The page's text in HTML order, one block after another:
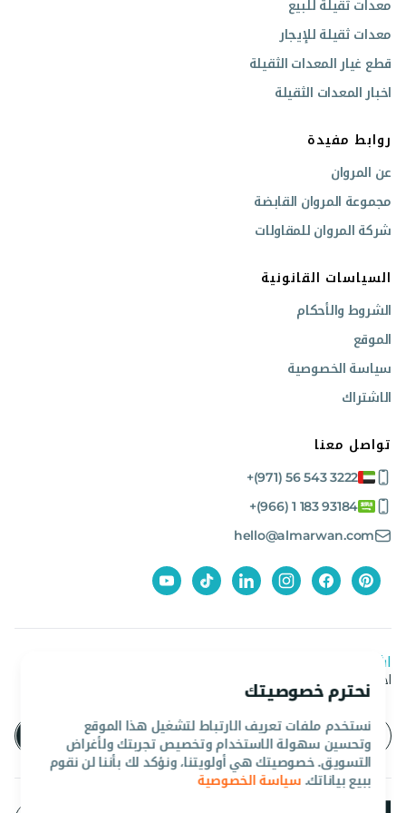
نحترم خصوصيتك
نستخدم ملفات تعريف الارتباط لتشغيل هذا الموقع
وتحسين سهولة الاستخدام وتخصيص تجربتك ولأغراض
التسويق. خصوصيتك هي أولويتنا، ونؤكد لك بأننا لن نقوم
ببيع بياناتك. سياسة الخصوصية
معدات ثقيلة للبيع
معدات ثقيلة للإيجار
قطع غيار المعدات الثقيلة
اخبار المعدات الثقيلة
روابط مفيدة
عن المروان
مجموعة المروان القابضة
شركة المروان للمقاولات
السياسات القانونية
الشروط والأحكام
الموقع
سياسة الخصوصية
الاشتراك
تواصل معنا
+(971) 56 543 3222
+(966) 1 183 93184
hello@almarwan.com
اشترك في نشرتنا الإخبارية
احصل على آخر العروض والأخبار من المروان